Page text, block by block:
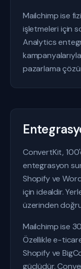
Mailchimp ise
işletmeleri için
Analytics
pazarlama
ConvertKit,
entegrasyon
Shopify ve
için idealdir.
üzerinden
Mailchimp ise
Özellikle e-
Shopify ve
güçlüdür.